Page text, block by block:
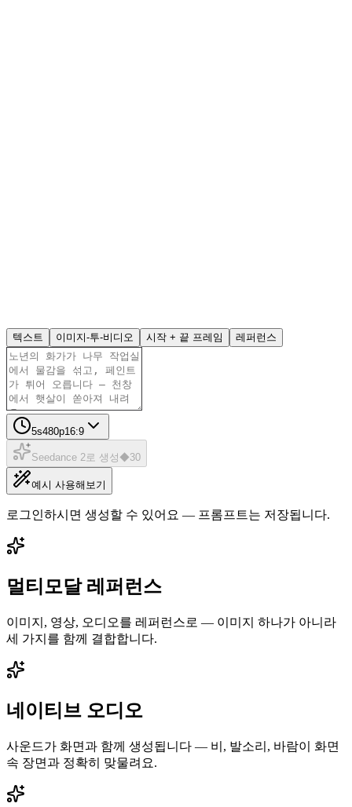
텍스트 이미지-투-비디오 시작 + 끝 프레임 레퍼런스
5s480p16:9
Seedance 2로 생성 ◆30
예시 사용해보기
로그인하시면 생성할 수 있어요 — 프롬프트는 저장됩니다.
멀티모달 레퍼런스
이미지, 영상, 오디오를 레퍼런스로 — 이미지 하나가 아니라
세 가지를 함께 결합합니다.
네이티브 오디오
사운드가 화면과 함께 생성됩니다 — 비, 발소리, 바람이 화면
속 장면과 정확히 맞물려요.